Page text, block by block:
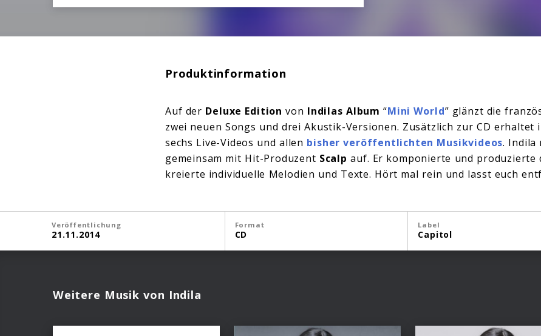
Produktinformation
Auf der Deluxe Edition von Indilas Album “Mini World” glänzt die
zwei neuen Songs und drei Akustik-Versionen. Zusätzlich zur CD erhaltet
sechs Live-Videos und allen bisher veröffentlichten Musikvideos. Indila
gemeinsam mit Hit-Produzent Scalp auf. Er komponierte und produzierte
kreierte individuelle Melodien und Texte. Hört mal rein und lasst euch
Veröffentlichung
21.11.2014
Format
CD
Label
Capitol
Weitere Musik von Indila